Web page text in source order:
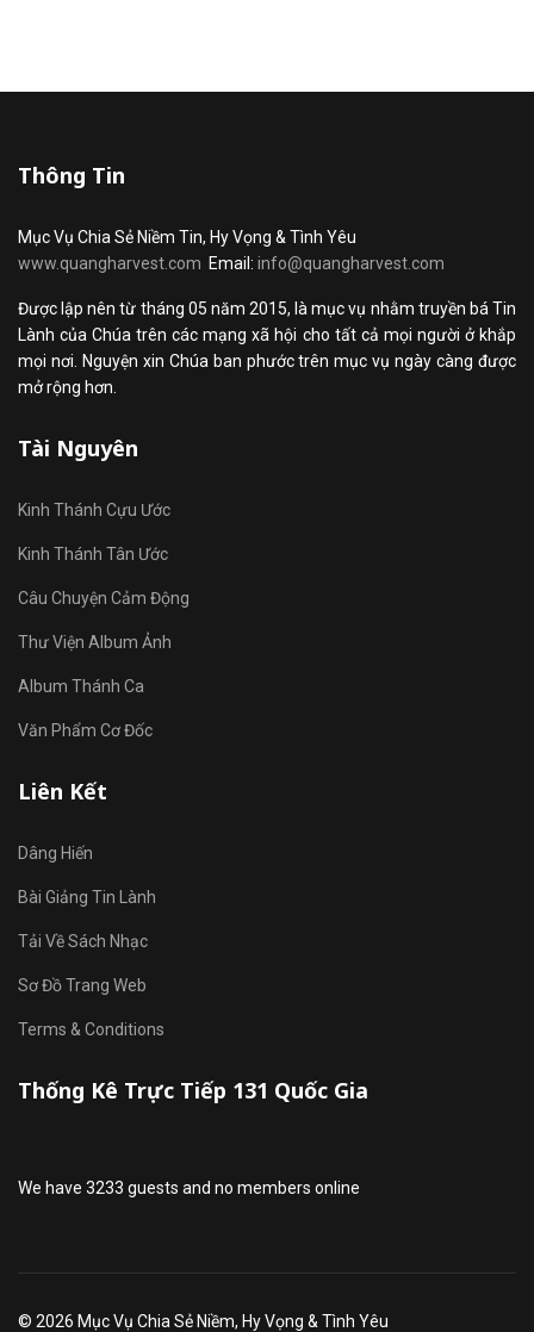
Thông Tin
Mục Vụ Chia Sẻ Niềm Tin, Hy Vọng & Tình Yêu
www.quangharvest.com Email: info@quangharvest.com
Được lập nên từ tháng 05 năm 2015, là mục vụ nhằm truyền bá Tin
Lành của Chúa trên các mạng xã hội cho tất cả mọi người ở khắp
mọi nơi. Nguyện xin Chúa ban phước trên mục vụ ngày càng được
mở rộng hơn.
Tài Nguyên
Kinh Thánh Cựu Ước
Kinh Thánh Tân Ước
Câu Chuyện Cảm Động
Thư Viện Album Ảnh
Album Thánh Ca
Văn Phẩm Cơ Đốc
Liên Kết
Dâng Hiến
Bài Giảng Tin Lành
Tải Về Sách Nhạc
Sơ Đồ Trang Web
Terms & Conditions
Thống Kê Trực Tiếp 131 Quốc Gia
We have 3233 guests and no members online
© 2026 Mục Vụ Chia Sẻ Niềm, Hy Vọng & Tình Yêu